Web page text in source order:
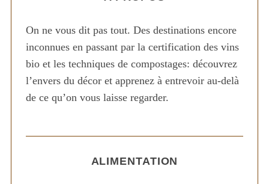
On ne vous dit pas tout. Des destinations encore
inconnues en passant par la certification des vins
bio et les techniques de compostages: découvrez
l’envers du décor et apprenez à entrevoir au-delà
de ce qu’on vous laisse regarder.
ALIMENTATION